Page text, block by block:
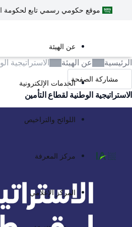
موقع حكومي رسمي تابع لحكومة
عن الهيئة
الخدمات الإلكترونية
اللوائح والتراخيص
مركز المعرفة
المركز الإعلامي
الرئيسية عن الهيئة الاستراتيجية
مشاركة الصفحة
الاستراتيجية الوطنية لقطاع التأمين